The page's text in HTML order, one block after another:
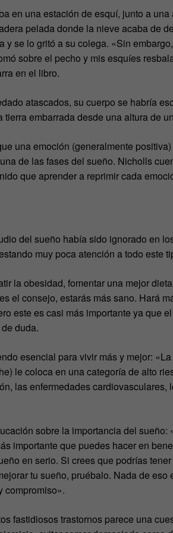
en una estación de esquí, junto a
pelada donde la nieve acaba de
y se lo gritó a su colega. «Sin
sobre el pecho y mis esquíes
en el libro.
atascados, su cuerpo se habría
embarrada desde una altura de
una emoción (generalmente
de las fases del sueño. Nicholls
que aprender a reprimir cada
del sueño había sido ignorado en
muy poca atención a todo este
la obesidad, fomentar una mejor
el consejo, estarás más sano. Hará
este es casi más importante ya que
duda.
esencial para vivir más y mejor:
le coloca en una categoría de alto
las enfermedades cardiovasculares,
sobre la importancia del sueño:
importante que puedes hacer en
en serio. Si crees que podrías
tu sueño, pruébalo. Nada de eso
compromiso».
fastidiosos trastornos parece una